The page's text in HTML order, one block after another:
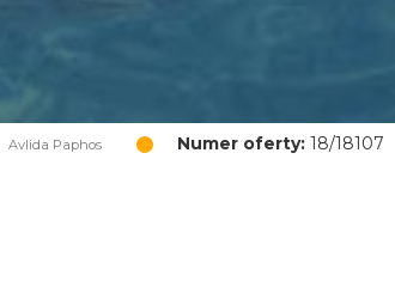
Avlida Paphos Numer oferty:18/18107